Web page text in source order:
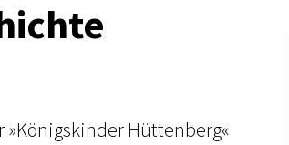
Hüttenberg«